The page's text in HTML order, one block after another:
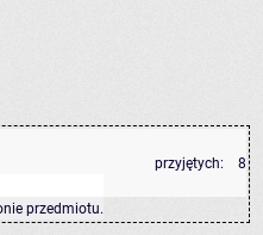
przyjętych: 8
przedmiotu.